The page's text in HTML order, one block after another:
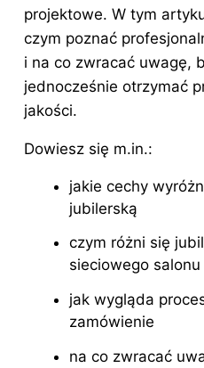
projektowe. W tym
czym poznać
i na co zwracać uwagę,
jednocześnie otrzymać
jakości.
Dowiesz się m.in.:
jakie cechy
jubilerską
czym różni się
sieciowego salonu
jak wygląda
zamówienie
na co zwracać